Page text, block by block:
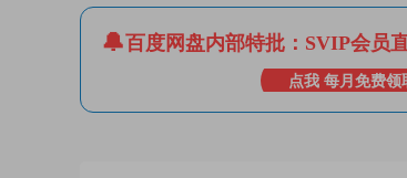
百度网盘内部特批：SVIP会员
点我 每月免费